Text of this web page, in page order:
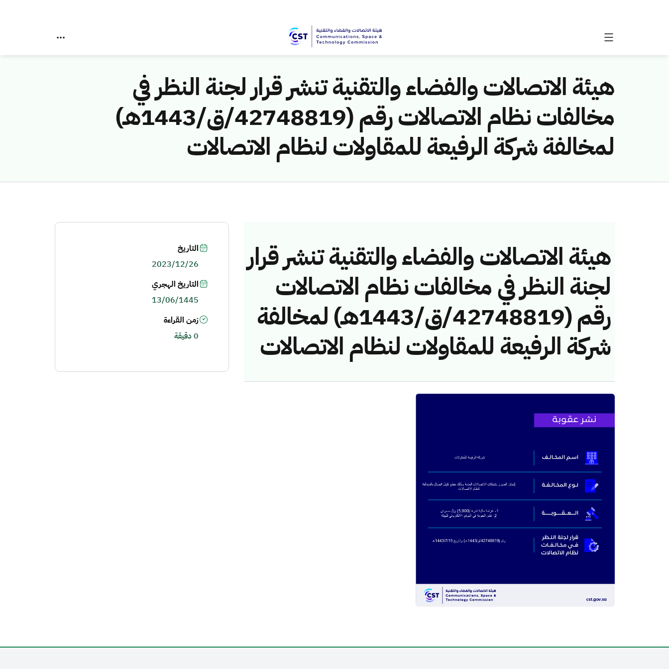
هيئة الاتصالات والفضاء والتقنية تنشر قرار لجنة النظر في
مخالفات نظام الاتصالات رقم (42748819/ق/1443هـ)
لمخالفة شركة الرفيعة للمقاولات لنظام الاتصالات
هيئة الاتصالات والفضاء والتقنية تنشر قرار
لجنة النظر في مخالفات نظام الاتصالات
رقم (42748819/ق/1443هـ) لمخالفة
شركة الرفيعة للمقاولات لنظام الاتصالات
التاريخ
2023/12/26
التاريخ الهجري
13/06/1445
زمن القراءة
0 دقيقة